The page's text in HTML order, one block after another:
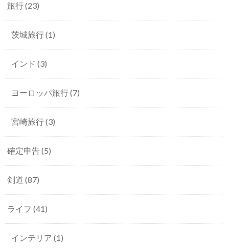
旅行(23)
茨城旅行(1)
インド (3)
ヨーロッパ旅行(7)
宮崎旅行(3)
確定申告(5)
剣道 (87)
ライフ (41)
インテリア (1)